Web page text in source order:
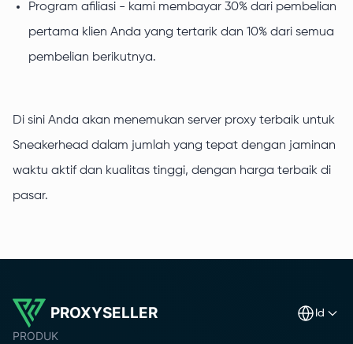
Program afiliasi - kami membayar 30% dari pembelian
pertama klien Anda yang tertarik dan 10% dari semua
pembelian berikutnya.
Di sini Anda akan menemukan server proxy terbaik untuk
Sneakerhead dalam jumlah yang tepat dengan jaminan
waktu aktif dan kualitas tinggi, dengan harga terbaik di
pasar.
PROXYSELLER id
PRODUK